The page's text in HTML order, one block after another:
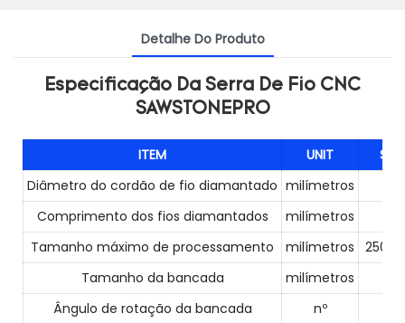
Detalhe Do Produto
Especificação Da Serra De Fio CNC
SAWSTONEPRO
ITEM UNIT
Diâmetro do cordão de fio diamantado milímetros
Comprimento dos fios diamantados
milímetros
Tamanho máximo de processamento
milímetros
Tamanho da bancada
milímetros
Ângulo de rotação da bancada
nº